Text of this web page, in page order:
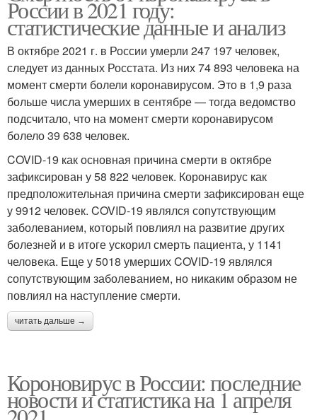
России в 2021 году:
статистические данные и анализ
В октябре 2021 г. в России умерли 247 197 человек,
следует из данных Росстата. Из них 74 893 человека на
момент смерти болели коронавирусом. Это в 1,9 раза
больше числа умерших в сентябре — тогда ведомство
подсчитало, что на момент смерти коронавирусом
болело 39 638 человек.
COVID-19 как основная причина смерти в октябре
зафиксирован у 58 822 человек. Коронавирус как
предположительная причина смерти зафиксирован еще
у 9912 человек. COVID-19 являлся сопутствующим
заболеванием, который повлиял на развитие других
болезней и в итоге ускорил смерть пациента, у 1141
человека. Еще у 5018 умерших COVID-19 являлся
сопутствующим заболеванием, но никаким образом не
повлиял на наступление смерти.
читать дальше →
Короновирус в России: последние
новости и статистика на 1 апреля